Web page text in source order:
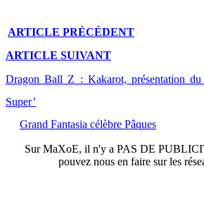
ARTICLE PRÉCÉDENT
ARTICLE SUIVANT
Dragon Ball Z : Kakarot, présentation
Super’
Grand Fantasia célèbre Pâques
SurMaXoE, il n'y a PAS DE
pouvez nous en faire sur les